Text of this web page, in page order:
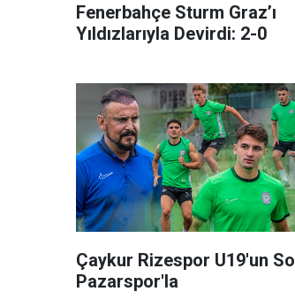
Fenerbahçe Sturm Graz’ı
Yıldızlarıyla Devirdi: 2-0
Çaykur Rizespor U19'un
Pazarspor'la